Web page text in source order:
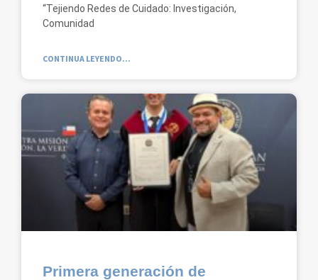
“Tejiendo Redes de Cuidado: Investigación,
Comunidad
CONTINUA LEYENDO...
Primera generación de